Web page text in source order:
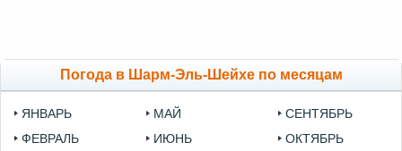
Погода в Шарм-Эль-Шейхе по месяцам
ЯНВАРЬ
ФЕВРАЛЬ
МАЙ
ИЮНЬ
СЕНТЯБРЬ
ОКТЯБРЬ